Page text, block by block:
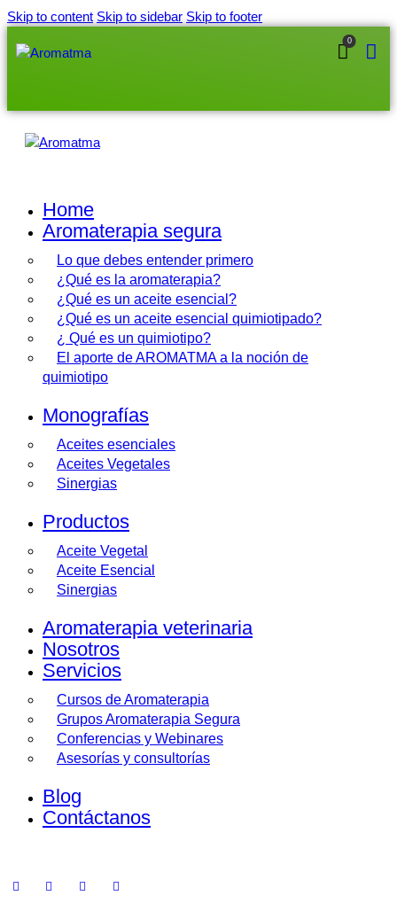
Skip to content Skip to sidebar Skip to footer
0
Home
Aromaterapia segura
Lo que debes entender primero
¿Qué es la aromaterapia?
¿Qué es un aceite esencial?
¿Qué es un aceite esencial quimiotipado?
¿ Qué es un quimiotipo?
El aporte de AROMATMA a la noción de
quimiotipo
Monografías
Aceites esenciales
Aceites Vegetales
Sinergias
Productos
Aceite Vegetal
Aceite Esencial
Sinergias
Aromaterapia veterinaria
Nosotros
Servicios
Cursos de Aromaterapia
Grupos Aromaterapia Segura
Conferencias y Webinares
Asesorías y consultorías
Blog
Contáctanos